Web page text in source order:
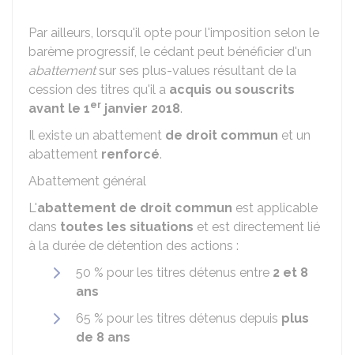
Par ailleurs, lorsqu'il opte pour l'imposition selon le
barème progressif, le cédant peut bénéficier d'un
abattementsur ses plus-values résultant de la
cession des titres qu'il a acquis ou souscrits
avant le 1er janvier 2018.
Il existe un abattement de droit commun et un
abattement renforcé.
Abattement général
L'abattement de droit commun est applicable
dans toutes les situations et est directement lié
à la durée de détention des actions :
50 % pour les titres détenus entre 2 et 8
ans
65 % pour les titres détenus depuis plus
de 8 ans